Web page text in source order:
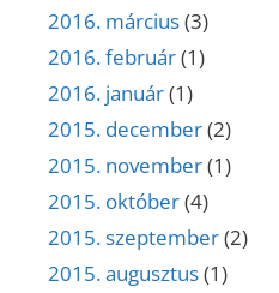
2016. március(3)
2016. február(1)
2016. január(1)
2015. december(2)
2015. november(1)
2015. október(4)
2015. szeptember(2)
2015. augusztus(1)